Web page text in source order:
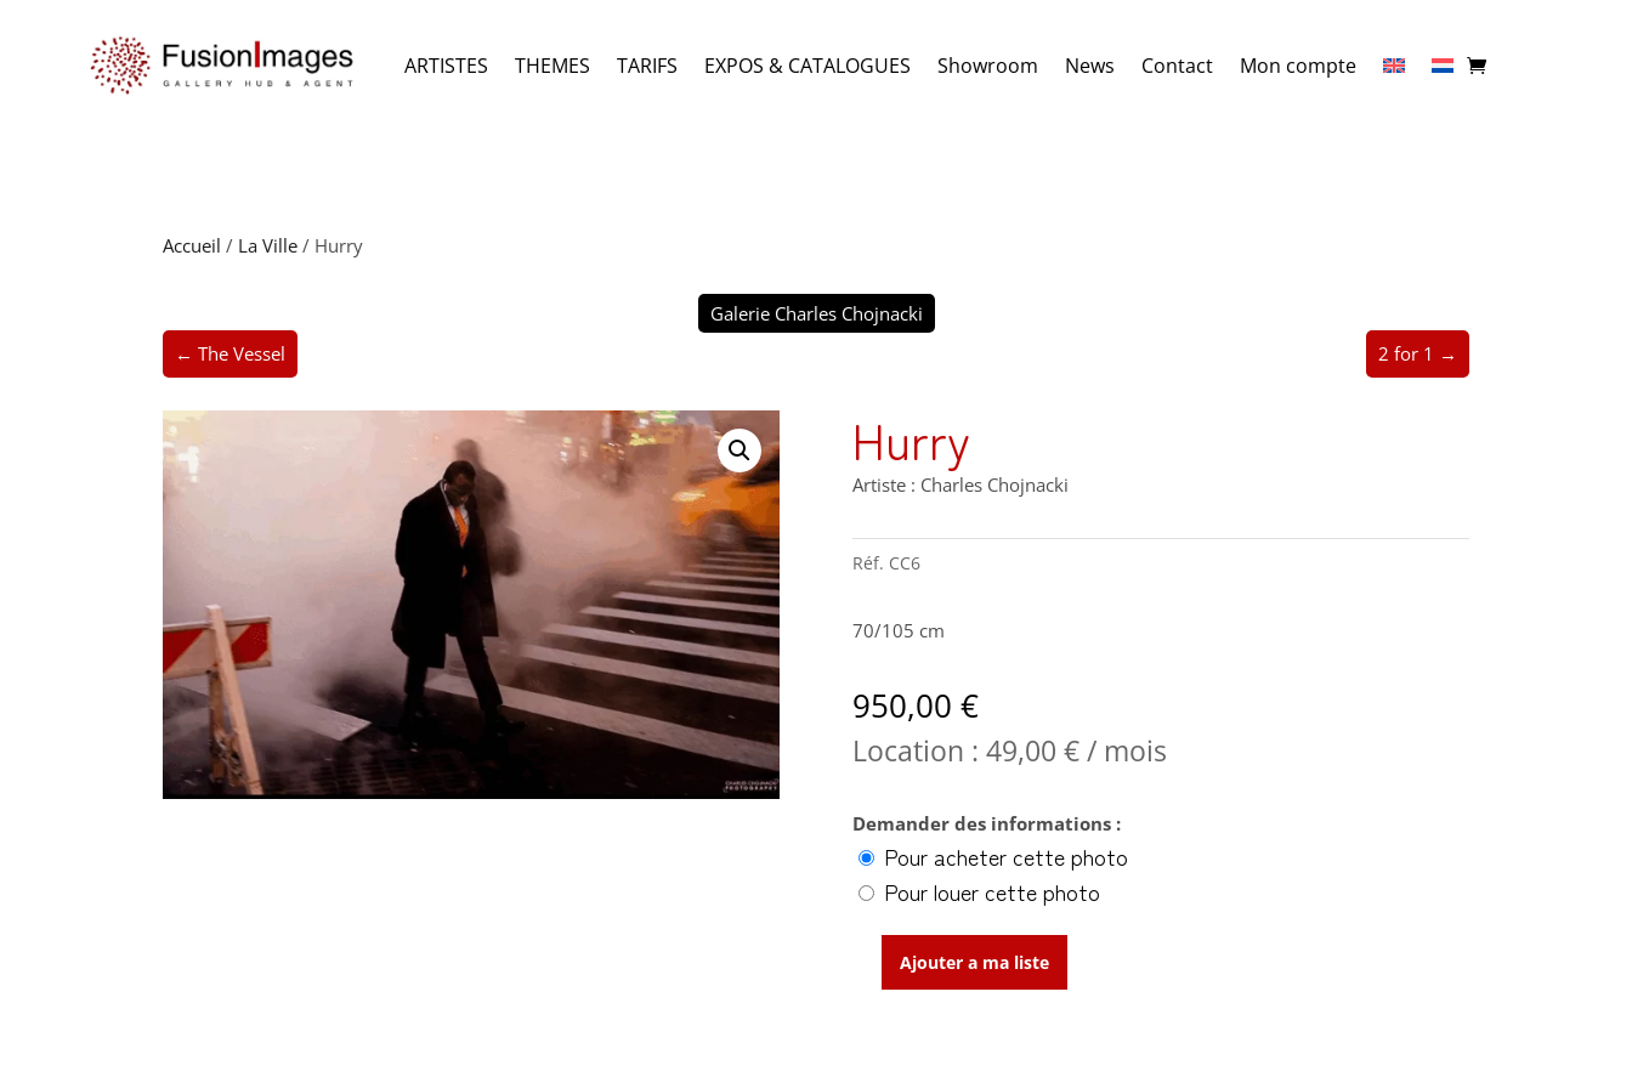
ARTISTES THEMES TARIFS EXPOS & CATALOGUES Showroom News Contact Mon compte
Accueil / La Ville / Hurry
Galerie Charles Chojnacki
← The Vessel
2 for 1 →
Hurry
Artiste : Charles Chojnacki
Réf. CC6
70/105 cm
950,00 €
Location : 49,00 €/ mois
Demander des informations :
Pour acheter cette photo
Pour louer cette photo
quantitéAjouter a ma liste